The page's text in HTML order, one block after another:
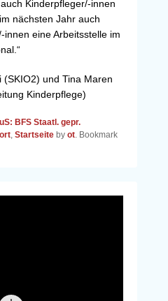
Kinderpfleger/-innen
nächsten Jahr auch
eine Arbeitsstelle im
und Tina Maren
Kinderpflege)
BFS Staatl. gepr.
, Startseite by ot. Bookmark